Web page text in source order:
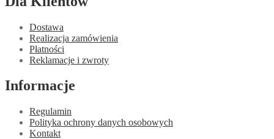
Dostawa
Realizacja zamówienia
Płatności
Reklamacje i zwroty
Informacje
Regulamin
Polityka ochrony danych osobowych
Kontakt